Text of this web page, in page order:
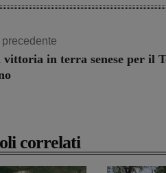
vittoria in terra senese per il
correlati